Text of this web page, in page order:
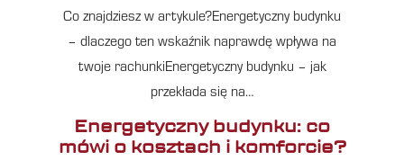
Co znajdziesz w artykule?Energetyczny budynku
– dlaczego ten wskaźnik naprawdę wpływa na
twoje rachunkiEnergetyczny budynku – jak
przekłada się na…
Energetyczny budynku: co
mówi o kosztach i komforcie?